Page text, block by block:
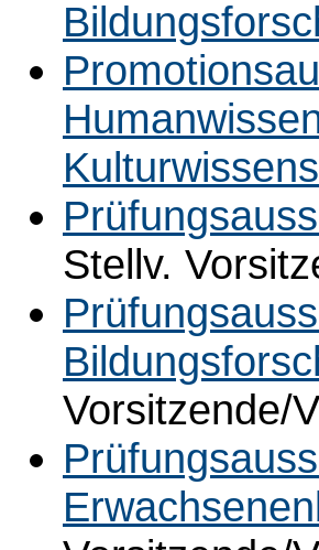
Stellv.
Vorsitzende/